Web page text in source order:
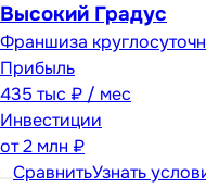
Высокий Градус
Франшиза
Прибыль
435 тыс ₽ / мес
Инвестиции
от2 млн ₽
СравнитьУзнать